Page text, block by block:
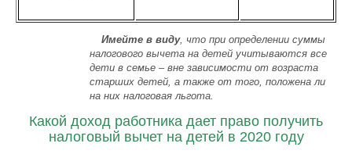
Имейте в виду, что при определении суммы
налогового вычета на детей учитываются все
дети в семье – вне зависимости от возраста
старших детей, а также от того, положена ли
на них налоговая льгота.
Какой доход работника дает право получить
налоговый вычет на детей в 2020 году